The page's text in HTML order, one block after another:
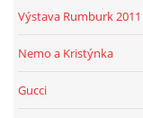
Výstava Rumburk 2011
Nemo a Kristýnka
Gucci